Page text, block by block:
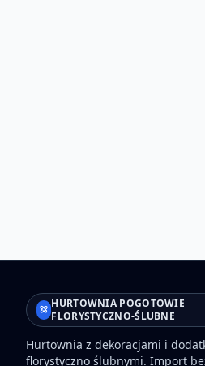
HURTOWNIA POGOTOWIE
FLORYSTYCZNO-ŚLUBNE
Hurtownia z dekoracjami i
florystyczno ślubnymi. Import